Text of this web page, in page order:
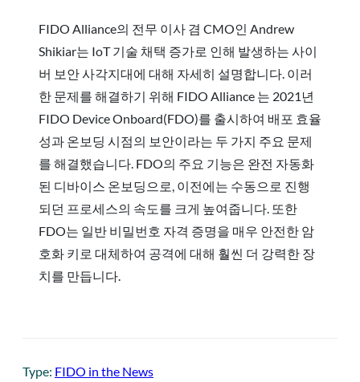
FIDO Alliance의 전무 이사 겸 CMO인 Andrew
Shikiar는 IoT 기술 채택 증가로 인해 발생하는 사이
버 보안 사각지대에 대해 자세히 설명합니다. 이러
한 문제를 해결하기 위해 FIDO Alliance 는 2021년
FIDO Device Onboard(FDO)를 출시하여 배포 효율
성과 온보딩 시점의 보안이라는 두 가지 주요 문제
를 해결했습니다. FDO의 주요 기능은 완전 자동화
된 디바이스 온보딩으로, 이전에는 수동으로 진행
되던 프로세스의 속도를 크게 높여줍니다. 또한
FDO는 일반 비밀번호 자격 증명을 매우 안전한 암
호화 키로 대체하여 공격에 대해 훨씬 더 강력한 장
치를 만듭니다.
Type: FIDO in the News